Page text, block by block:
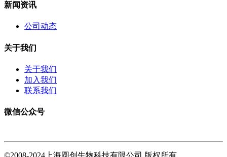
新闻资讯
公司动态
关于我们
关于我们
加入我们
联系我们
微信公众号